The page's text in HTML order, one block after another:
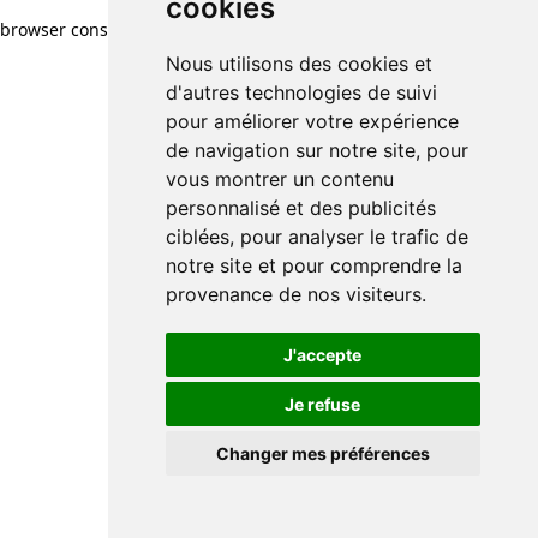
cookies
Nous utilisons des cookies et
d'autres technologies de suivi
pour améliorer votre expérience
de navigation sur notre site, pour
vous montrer un contenu
personnalisé et des publicités
ciblées, pour analyser le trafic de
notre site et pour comprendre la
provenance de nos visiteurs.
J'accepte
Je refuse
Changer mes préférences
browser console for more information)